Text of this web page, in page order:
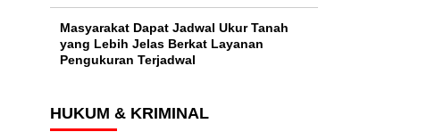
Masyarakat Dapat Jadwal Ukur Tanah
yang Lebih Jelas Berkat Layanan
Pengukuran Terjadwal
HUKUM & KRIMINAL